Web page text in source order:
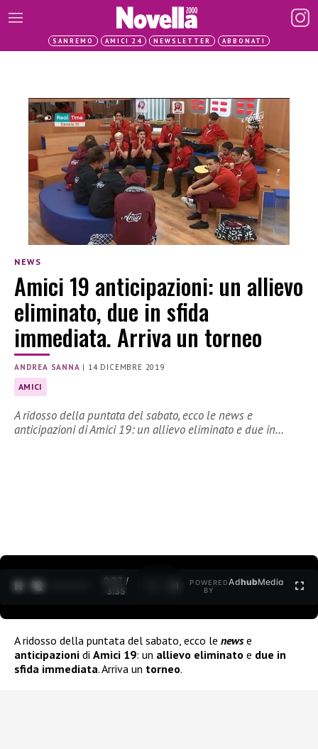
SANREMO AMICI 24 NEWSLETTER ABBONATI
NEWS
Amici 19 anticipazioni: un allievo
eliminato, due in sfida
immediata. Arriva un torneo
ANDREA SANNA | 14 DICEMBRE 2019
AMICI
A ridosso della puntata del sabato, ecco le news e
anticipazioni di Amici 19: un allievo eliminato e due in…
0:27 /
3:35
POWERED
BY
AdhubMedia
A ridosso della puntata del sabato, ecco le newse
anticipazioni di Amici 19: un allievo eliminato e due in
sfida immediata. Arriva un torneo.